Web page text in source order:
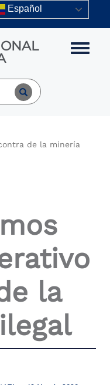
Español
Toggle
de la minería
la